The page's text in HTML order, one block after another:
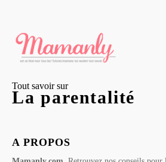
Tout savoir sur
La parentalité
A PROPOS